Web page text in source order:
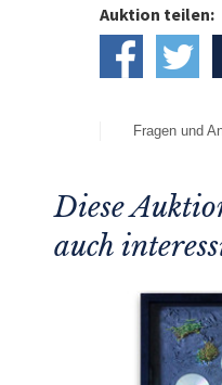
Auktion teilen:
Fragen und
Diese
auch